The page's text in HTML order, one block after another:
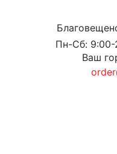
Пн-Сб: 9:00-
Ваш